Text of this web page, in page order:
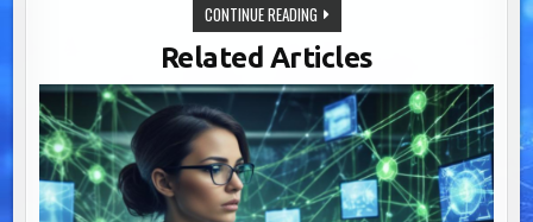
CONTINUE READINGAGILE
METHODEN:
SCHLÜSSEL
ZUR
VERBESSERTEN
DATENSICHERHEIT
IN
DYNAMISCHEN
GESCHÄFTSWELTEN
Related Articles